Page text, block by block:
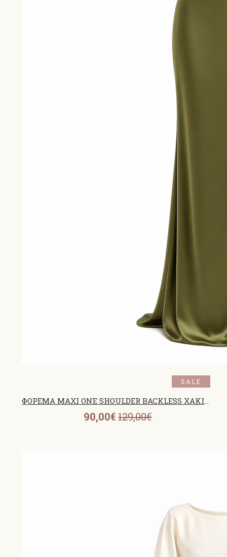
SALE
ΦΟΡΕΜΑ MAXI ONE SHOULDER BACKLESS ΧΑΚΙ 26465
90,00€ 129,00€